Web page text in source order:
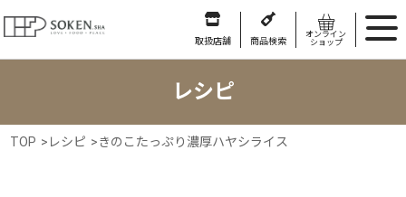
取扱店舗 商品検索
オンライン
ショップ
レシピ
TOP > レシピ >きのこたっぷり濃厚ハヤシライス